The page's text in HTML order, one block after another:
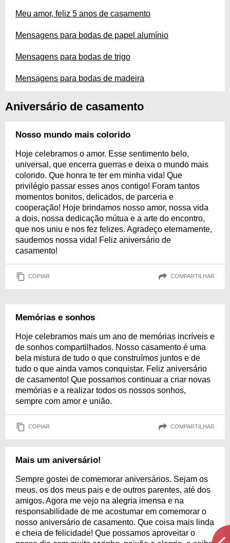
Meu amor, feliz 5 anos de casamento
Mensagens para bodas de papel alumínio
Mensagens para bodas de trigo
Mensagens para bodas de madeira
Aniversário de casamento
Nosso mundo mais colorido
Hoje celebramos o amor. Esse sentimento belo,
universal, que encerra guerras e deixa o mundo mais
colorido. Que honra te ter em minha vida! Que
privilégio passar esses anos contigo! Foram tantos
momentos bonitos, delicados, de parceria e
cooperação! Hoje brindamos nosso amor, nossa vida
a dois, nossa dedicação mútua e a arte do encontro,
que nos uniu e nos fez felizes. Agradeço eternamente,
saudemos nossa vida! Feliz aniversário de
casamento!
COPIAR COMPARTILHAR
Memórias e sonhos
Hoje celebramos mais um ano de memórias incríveis e
de sonhos compartilhados. Nosso casamento é uma
bela mistura de tudo o que construímos juntos e de
tudo o que ainda vamos conquistar. Feliz aniversário
de casamento! Que possamos continuar a criar novas
memórias e a realizar todos os nossos sonhos,
sempre com amor e união.
COPIAR COMPARTILHAR
Mais um aniversário!
Sempre gostei de comemorar aniversários. Sejam os
meus, os dos meus pais e de outros parentes, até dos
amigos. Agora me vejo na alegria imensa e na
responsabilidade de me acostumar em comemorar o
nosso aniversário de casamento. Que coisa mais linda
e cheia de felicidade! Que possamos aproveitar o